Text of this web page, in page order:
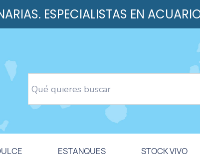
ESPECIALISTAS EN
ESTANQUES STOCK VIVO